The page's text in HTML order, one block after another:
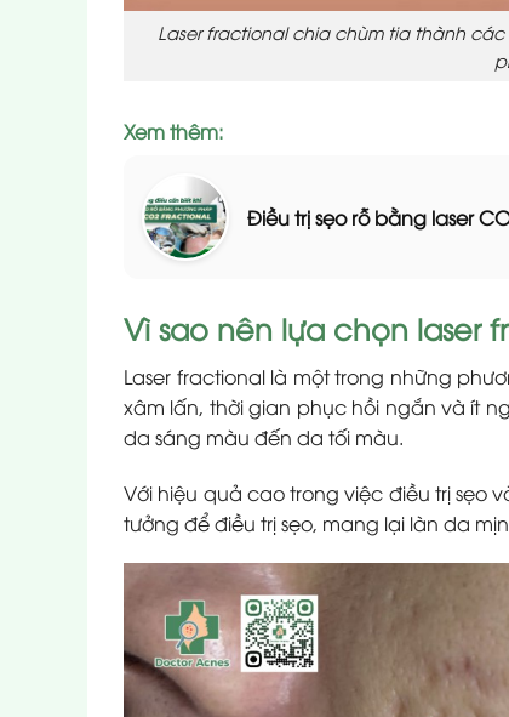
Laser fractional chia chùm tia thành
Xem thêm:
Điều trị sẹo rỗ bằng laser
Vì sao nên lựa chọn laser
Laser fractional là một trong những
xâm lấn, thời gian phục hồi ngắn và ít
da sáng màu đến da tối màu.
Với hiệu quả cao trong việc điều trị sẹo
tưởng để điều trị sẹo, mang lại làn da